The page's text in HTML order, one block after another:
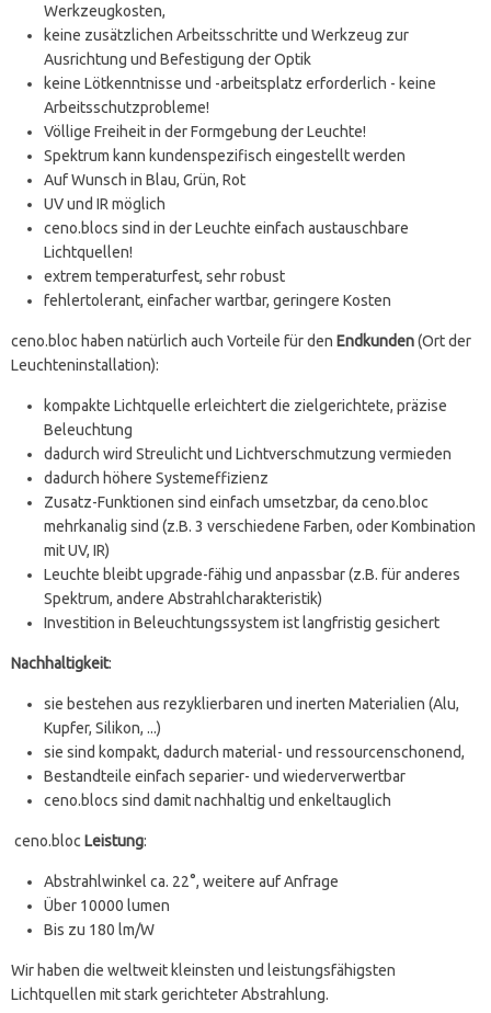
Werkzeugkosten,
keine zusätzlichen Arbeitsschritte und Werkzeug zur
Ausrichtung und Befestigung der Optik
keine Lötkenntnisse und -arbeitsplatz erforderlich - keine
Arbeitsschutzprobleme!
Völlige Freiheit in der Formgebung der Leuchte!
Spektrum kann kundenspezifisch eingestellt werden
Auf Wunsch in Blau, Grün, Rot
UV und IR möglich
ceno.blocs sind in der Leuchte einfach austauschbare
Lichtquellen!
extrem temperaturfest, sehr robust
fehlertolerant, einfacher wartbar, geringere Kosten
ceno.bloc haben natürlich auch Vorteile für den Endkunden(Ort der
Leuchteninstallation):
kompakte Lichtquelle erleichtert die zielgerichtete, präzise
Beleuchtung
dadurch wird Streulicht und Lichtverschmutzung vermieden
dadurch höhere Systemeffizienz
Zusatz-Funktionen sind einfach umsetzbar, da ceno.bloc
mehrkanalig sind (z.B. 3 verschiedene Farben, oder Kombination
mit UV, IR)
Leuchte bleibt upgrade-fähig und anpassbar (z.B. für anderes
Spektrum, andere Abstrahlcharakteristik)
Investition in Beleuchtungssystem ist langfristig gesichert
Nachhaltigkeit:
sie bestehen aus rezyklierbaren und inerten Materialien (Alu,
Kupfer, Silikon, ...)
sie sind kompakt, dadurch material- und ressourcenschonend,
Bestandteile einfach separier- und wiederverwertbar
ceno.blocs sind damit nachhaltig und enkeltauglich
ceno.bloc Leistung:
Abstrahlwinkel ca. 22°, weitere auf Anfrage
Über 10000 lumen
Bis zu 180 lm/W
Wir haben die weltweit kleinsten und leistungsfähigsten
Lichtquellen mit stark gerichteter Abstrahlung.